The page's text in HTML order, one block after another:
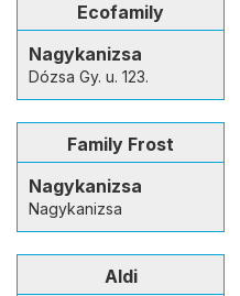
Ecofamily
Nagykanizsa
Dózsa Gy. u. 123.
Family Frost
Nagykanizsa
Nagykanizsa
Aldi